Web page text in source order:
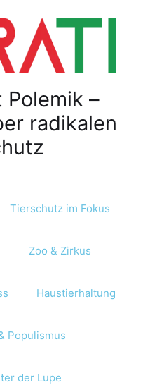
–
radikalen
Tierschutz im Fokus
Zoo & Zirkus
Haustierhaltung
Populismus
der Lupe